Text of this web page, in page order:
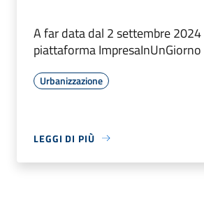
A far data dal 2 settembre
piattaforma ImpresaInUnGiorno
Urbanizzazione
LEGGI DI PIÙ